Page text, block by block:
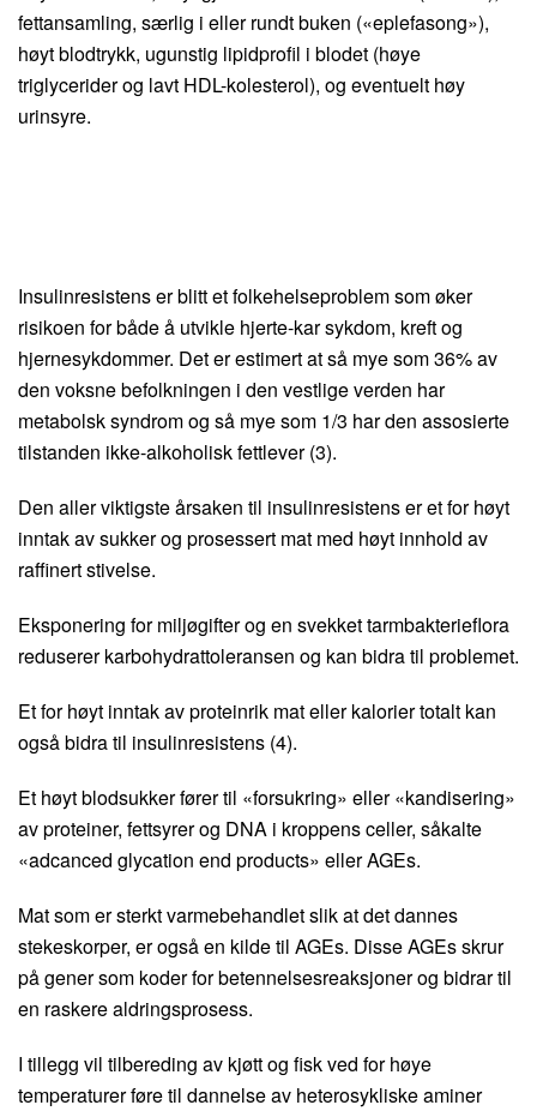
fettansamling, særlig i eller rundt buken («eplefasong»),
høyt blodtrykk, ugunstig lipidprofil i blodet (høye
triglycerider og lavt HDL-kolesterol), og eventuelt høy
urinsyre.
Insulinresistens er blitt et folkehelseproblem som øker
risikoen for både å utvikle hjerte-kar sykdom, kreft og
hjernesykdommer. Det er estimert at så mye som 36% av
den voksne befolkningen i den vestlige verden har
metabolsk syndrom og så mye som 1/3 har den assosierte
tilstanden ikke-alkoholisk fettlever (3).
Den aller viktigste årsaken til insulinresistens er et for høyt
inntak av sukker og prosessert mat med høyt innhold av
raffinert stivelse.
Eksponering for miljøgifter og en svekket tarmbakterieflora
reduserer karbohydrattoleransen og kan bidra til problemet.
Et for høyt inntak av proteinrik mat eller kalorier totalt kan
også bidra til insulinresistens (4).
Et høyt blodsukker fører til «forsukring» eller «kandisering»
av proteiner, fettsyrer og DNA i kroppens celler, såkalte
«adcanced glycation end products» eller AGEs.
Mat som er sterkt varmebehandlet slik at det dannes
stekeskorper, er også en kilde til AGEs. Disse AGEs skrur
på gener som koder for betennelsesreaksjoner og bidrar til
en raskere aldringsprosess.
I tillegg vil tilbereding av kjøtt og fisk ved for høye
temperaturer føre til dannelse av heterosykliske aminer